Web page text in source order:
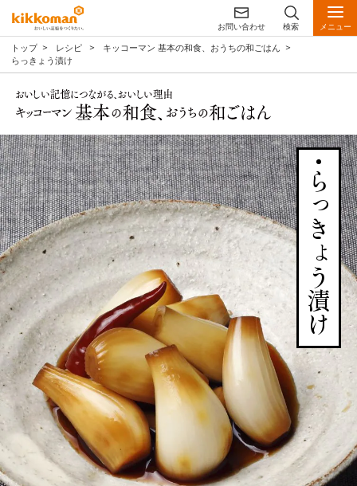
お問い合わせ 検索 メニュー
トップ レシピ
キッコーマン 基本の和食、おうちの和ごはん
らっきょう漬け
らっきょう漬け